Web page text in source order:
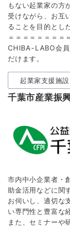
もない起業家の方
受けながら、お互
ることを目的とし
＝＝＝＝＝＝＝＝
CHIBA-LABO会員
だけます。
起業家支援施
千葉市産業振
市内中小企業者・
助金活用などに関
お伺いし、適切な
い専門性と豊富な
また、セミナーや